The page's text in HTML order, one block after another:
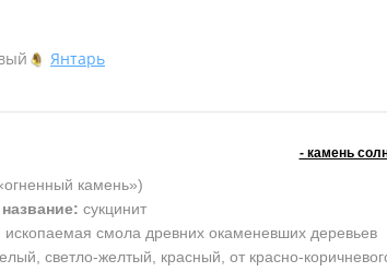
Янтарь
- камень
камень»)
сукцинит
ископаемая смола древних окаменевших деревьев
светло-желтый, красный, от красно-